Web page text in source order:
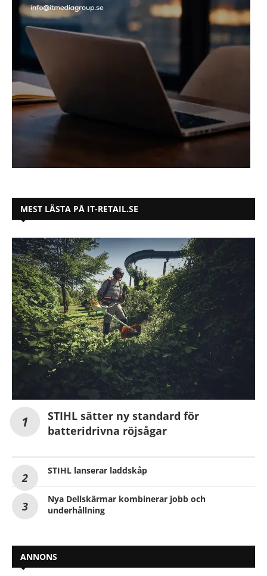
MEST LÄSTA PÅ IT-RETAIL.SE
STIHL sätter ny standard för
batteridrivna röjsågar
STIHL lanserar laddskåp
Nya Dellskärmar kombinerar jobb och
underhållning
ANNONS